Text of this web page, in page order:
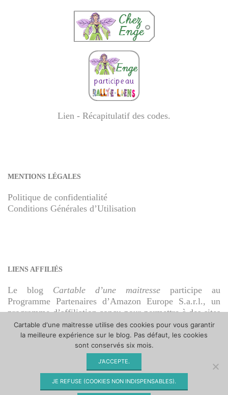
Lien - Récapitulatif des codes.
MENTIONS LÉGALES
Politique de confidentialité
Conditions Générales d’Utilisation
LIENS AFFILIÉS
Le blog Cartable d’une maitresse participe au
Programme Partenaires d’Amazon Europe S.a.r.l., un
programme d’affiliation conçu pour permettre à des sites
de percevoir une rémunération grâce à la création de
liens vers Amazon.fr.
Cartable d'une maitresse utilise des cookies pour vous garantir
la meilleure expérience sur le blog. Pas défaut, les cookies
sont conservés six mois.
J'ACCEPTE.
JE REFUSE (COOKIES NON INDISPENSABLES).